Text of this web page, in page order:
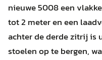
nieuwe 5008 een
tot 2 meter en een
achter de derde zitrij is
stoelen op te bergen,